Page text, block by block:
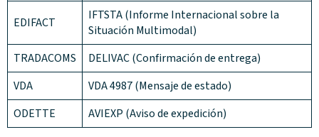
EDIFACT
IFTSTA (Informe Internacional sobre la
Situación Multimodal)
TRADACOMS
DELIVAC (Confirmación de entrega)
VDA
VDA 4987 (Mensaje de estado)
ODETTE
AVIEXP (Aviso de expedición)